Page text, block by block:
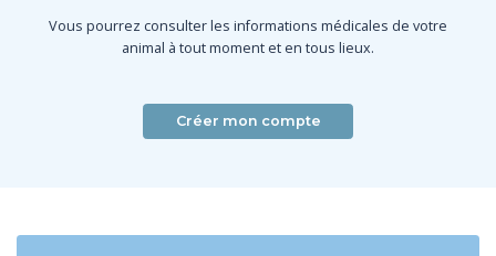
Vous pourrez consulter les informations médicales de votre
animal à tout moment et en tous lieux.
Créer mon compte